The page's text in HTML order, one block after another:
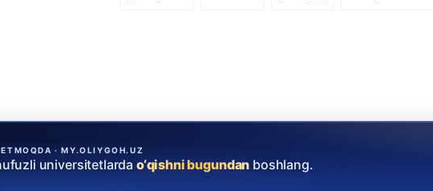
himoyalangan
· MY.OLIYGOH.UZ
universitetlarda o‘qishni bugundan boshlang.